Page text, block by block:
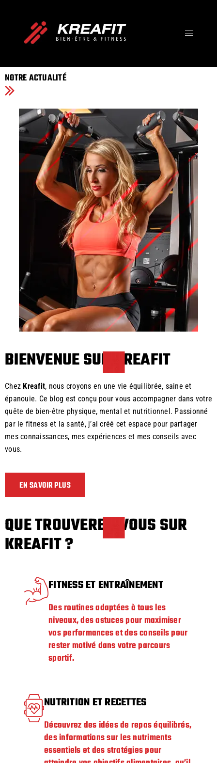
OPINION
NOTRE ACTUALITÉ
BIENVENUE SUR KREAFIT
Chez Kreafit, nous croyons en une vie équilibrée, saine et
épanouie. Ce blog est conçu pour vous accompagner dans votre
quête de bien-être physique, mental et nutritionnel. Passionné
par le fitness et la santé, j’ai créé cet espace pour partager
mes connaissances, mes expériences et mes conseils avec
vous.
EN SAVOIR PLUS
QUE TROUVEREZ-VOUS SUR
KREAFIT ?
FITNESS ET ENTRAÎNEMENT
Des routines adaptées à tous les
niveaux, des astuces pour maximiser
vos performances et des conseils pour
rester motivé dans votre parcours
sportif.
NUTRITION ET RECETTES
Découvrez des idées de repas équilibrés,
des informations sur les nutriments
essentiels et des stratégies pour